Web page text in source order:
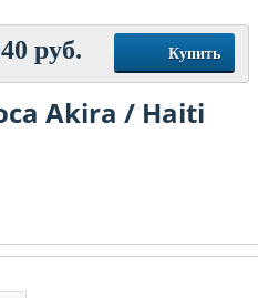
руб. Купить
Akira / Haiti